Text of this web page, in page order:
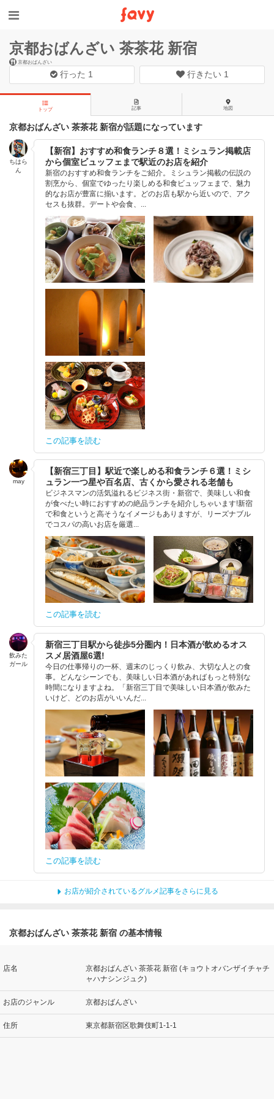
京都おばんざい 茶茶花 新宿
京都おばんざい
行った 1 行きたい 1
トップ 記事 地図
京都おばんざい 茶茶花 新宿が話題になっています
ちはら
ん
【新宿】おすすめ和食ランチ８選！ミシュラン掲載店
から個室ビュッフェまで駅近のお店を紹介
新宿のおすすめ和食ランチをご紹介。ミシュラン掲載の伝説の
割烹から、個室でゆったり楽しめる和食ビュッフェまで、魅力
的なお店が豊富に揃います。どのお店も駅から近いので、アク
セスも抜群。デートや会食、...
この記事を読む
may
【新宿三丁目】駅近で楽しめる和食ランチ６選！ミシ
ュラン一つ星や百名店、古くから愛される老舗も
ビジネスマンの活気溢れるビジネス街・新宿で、美味しい和食
が食べたい時におすすめの絶品ランチを紹介しちゃいます!新宿
で和食というと高そうなイメージもありますが、リーズナブル
でコスパの高いお店を厳選...
この記事を読む
飲みた
ガール
新宿三丁目駅から徒歩5分圏内！日本酒が飲めるオス
スメ居酒屋6選!
今日の仕事帰りの一杯、週末のじっくり飲み、大切な人との食
事。どんなシーンでも、美味しい日本酒があればもっと特別な
時間になりますよね。「新宿三丁目で美味しい日本酒が飲みた
いけど、どのお店がいいんだ...
この記事を読む
お店が紹介されているグルメ記事をさらに見る
京都おばんざい 茶茶花 新宿 の基本情報
店名
京都おばんざい 茶茶花 新宿 (キョウトオバンザイチャチ
ャハナシンジュク)
お店のジャンル 京都おばんざい
住所 東京都新宿区歌舞伎町1-1-1